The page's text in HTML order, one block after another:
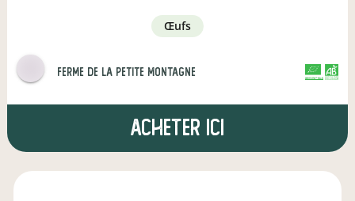
œufs
ferme de la petite montagne CERTIFIÉ PAR FR-BIO-01
AGRICULTURE FRANCE
Acheter ici